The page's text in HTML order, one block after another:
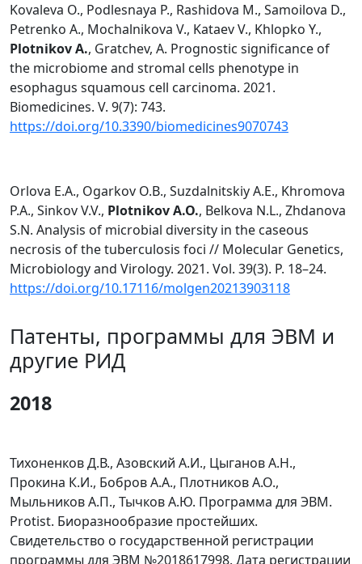
Kovaleva O., Podlesnaya P., Rashidova M., Samoilova D.,
Petrenko A., Mochalnikova V., Kataev V., Khlopko Y.,
Plotnikov A., Gratchev, A. Prognostic significance of
the microbiome and stromal cells phenotype in
esophagus squamous cell carcinoma. 2021.
Biomedicines. V. 9(7): 743.
https://doi.org/10.3390/biomedicines9070743
Orlova E.A., Ogarkov O.B., Suzdalnitskiy A.E., Khromova
P.A., Sinkov V.V., Plotnikov A.O., Belkova N.L., Zhdanova
S.N. Analysis of microbial diversity in the caseous
necrosis of the tuberculosis foci // Molecular Genetics,
Microbiology and Virology. 2021. Vol. 39(3). P. 18–24.
https://doi.org/10.17116/molgen20213903118
Патенты, программы для ЭВМ и
другие РИД
2018
Тихоненков Д.В., Азовский А.И., Цыганов А.Н.,
Прокина К.И., Бобров А.А., Плотников А.О.,
Мыльников А.П., Тычков А.Ю. Программа для ЭВМ.
Protist. Биоразнообразие простейших.
Свидетельство о государственной регистрации
программы для ЭВМ №2018617998. Дата регистрации